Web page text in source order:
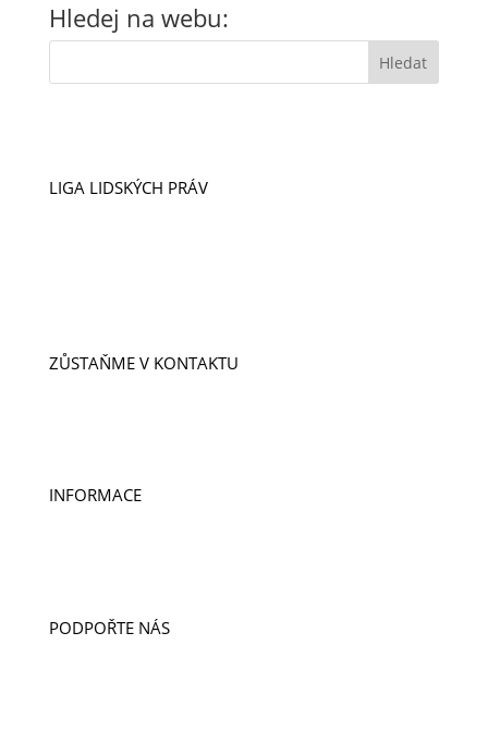
Hledej na webu:
LIGA LIDSKÝCH PRÁV
ZŮSTAŇME V KONTAKTU
INFORMACE
PODPOŘTE NÁS